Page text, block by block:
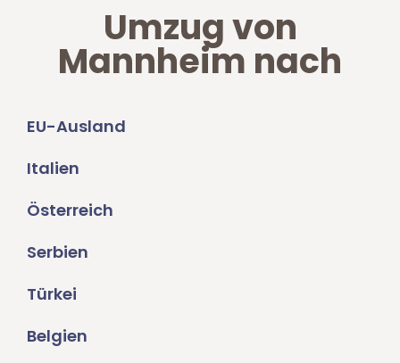
Umzug von
Mannheim nach
EU-Ausland
Italien
Österreich
Serbien
Türkei
Belgien